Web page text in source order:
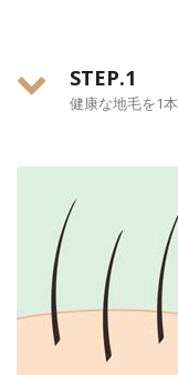
STEP.1
健康な地毛を1